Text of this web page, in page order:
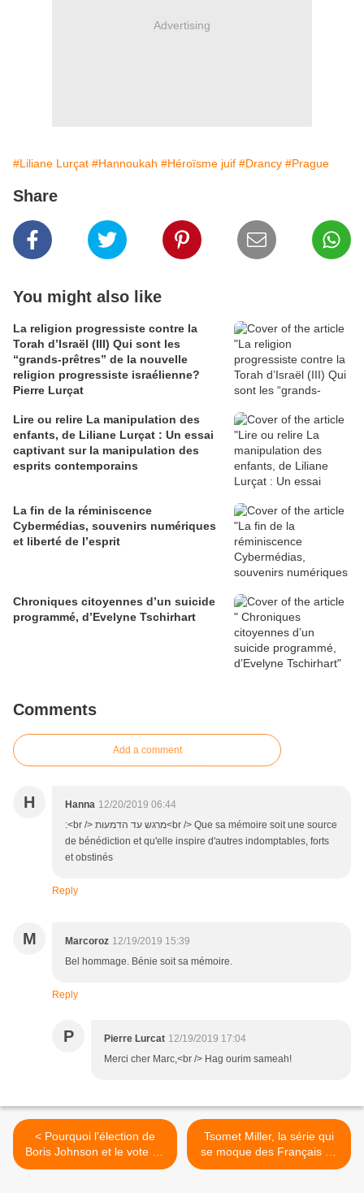
Advertising
#Liliane Lurçat #Hannoukah #Héroïsme juif #Drancy #Prague
Share
You might also like
La religion progressiste contre la
Torah d’Israël (III) Qui sont les
“grands-prêtres” de la nouvelle
religion progressiste israélienne?
Pierre Lurçat
Lire ou relire La manipulation des
enfants, de Liliane Lurçat : Un essai
captivant sur la manipulation des
esprits contemporains
La fin de la réminiscence
Cybermédias, souvenirs numériques
et liberté de l’esprit
Chroniques citoyennes d’un suicide
programmé, d’Evelyne Tschirhart
Comments
Add a comment
H Hanna 12/20/2019 06:44
:<br /> מרגש עד הדמעות<br /> Que sa mémoire soit une source
de bénédiction et qu'elle inspire d'autres indomptables, forts
et obstinés
Reply
M Marcoroz 12/19/2019 15:39
Bel hommage. Bénie soit sa mémoire.
Reply
P Pierre Lurcat 12/19/2019 17:04
Merci cher Marc,<br /> Hag ourim sameah!
< Pourquoi l'élection de
Boris Johnson et le vote du
Brexit sont une bonne
Tsomet Miller, la série qui
se moque des Français en
Israël >